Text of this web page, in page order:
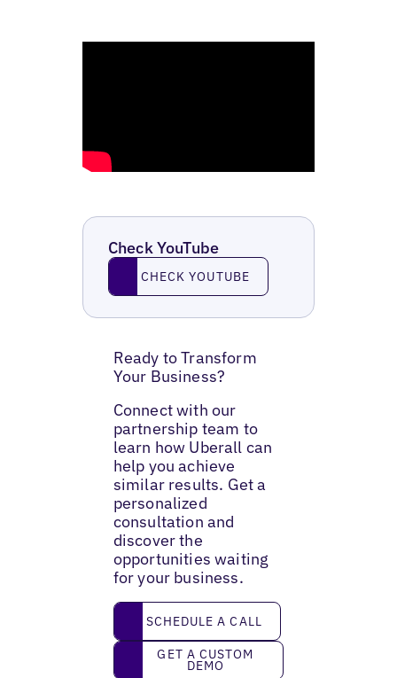
Check YouTube
Check YouTube
CHECK YOUTUBE
Ready to Transform
Your Business?
Connect with our
partnership team to
learn how Uberall can
help you achieve
similar results. Get a
personalized
consultation and
discover the
opportunities waiting
for your business.
Schedule a call
SCHEDULE A CALL
Get a custom demo
GET A CUSTOM
DEMO